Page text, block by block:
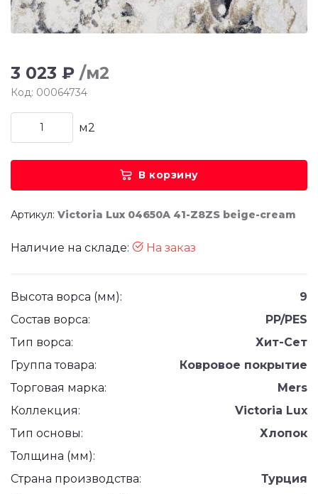
3 023 ₽ /м2
Код: 00064734
м2
В корзину
Артикул: Victoria Lux 04650A 41-Z8ZS beige-cream
Наличие на складе: На заказ
Высота ворса (мм):
9
Состав ворса:
PP/PES
Тип ворса:
Хит-Сет
Группа товара:
Ковровое покрытие
Торговая марка:
Mers
Коллекция:
Victoria Lux
Тип основы:
Хлопок
Толщина (мм):
Страна производства:
Турция